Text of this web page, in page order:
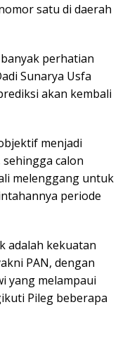
satu di daerah
perhatian
Sunarya Usfa
akan kembali
menjadi
calon
melenggang untuk
periode
adalah kekuatan
PAN, dengan
yang melampaui
Pileg beberapa